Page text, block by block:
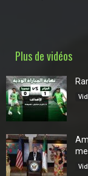
Plus de vidéos